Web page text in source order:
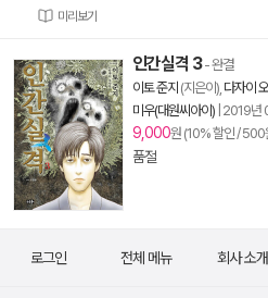
미리보기
인간실격 3- 완결
이토 준지 (지은이), 다자이
미우(대원씨아이) 2019년
9,000원 (10% 할인 / 500
품절
로그인 전체 메뉴 회사 소개